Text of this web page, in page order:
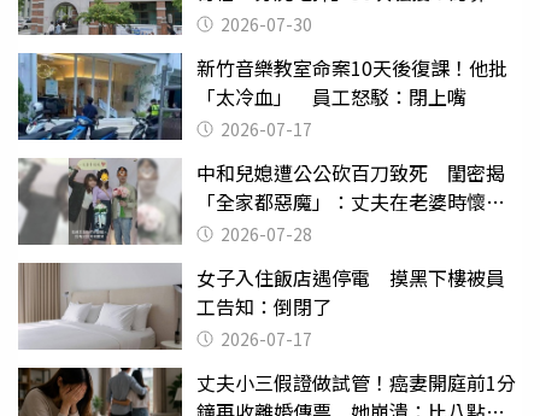
關 2026-07-30
新竹音樂教室命案10天後復課！他批
「太冷血」 員工怒駁：閉上嘴
2026-07-17
中和兒媳遭公公砍百刀致死 閨密揭
「全家都惡魔」：丈夫在老婆時懷孕
摔東西
2026-07-28
女子入住飯店遇停電 摸黑下樓被員
工告知：倒閉了
2026-07-17
丈夫小三假證做試管！癌妻開庭前1分